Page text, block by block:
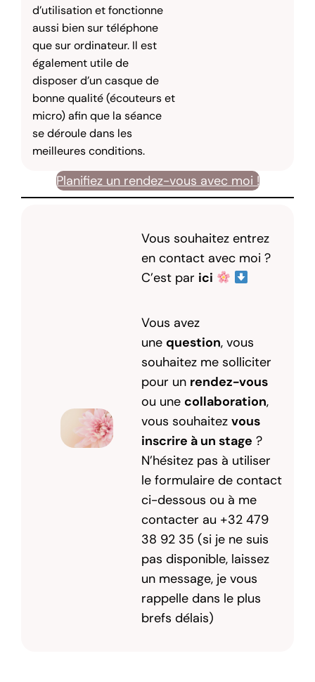
d’utilisation et fonctionne
aussi bien sur téléphone
que sur ordinateur. Il est
également utile de
disposer d’un casque de
bonne qualité (écouteurs et
micro) afin que la séance
se déroule dans les
meilleures conditions.
Planifiez un rendez-vous avec moi !
Vous souhaitez entrez
en contact avec moi ?
C’est par ici
Vous avez
unequestion, vous
souhaitez me solliciter
pour un rendez-vous
ou unecollaboration,
vous souhaitezvous
inscrire à un stage ?
N’hésitez pas à utiliser
le formulaire de contact
ci-dessous ou à me
contacter au +32 479
38 92 35 (si je ne suis
pas disponible, laissez
un message, je vous
rappelle dans le plus
brefs délais)